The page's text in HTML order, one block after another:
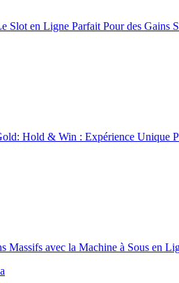
Slot en Ligne Parfait Pour des Gains
Hold & Win : Expérience Unique
Massifs avec la Machine à Sous en